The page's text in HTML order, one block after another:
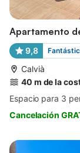
Apartamento
9,8
Calvià
40 m de la
Espacio para 3
Cancelación